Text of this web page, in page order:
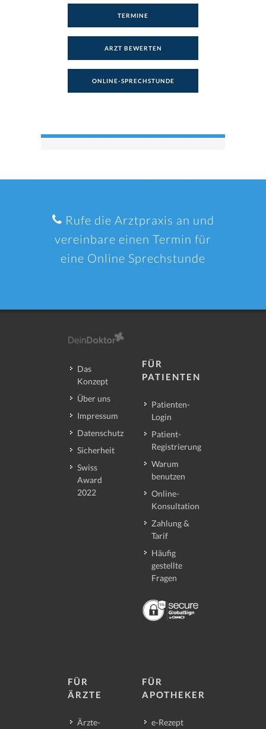
TERMINE
ARZT BEWERTEN
ONLINE-SPRECHSTUNDE
Rufe die Arztpraxis an und
vereinbare einen Termin für
eine Online Sprechstunde
Das
Konzept
Über uns
Impressum
Datenschutz
Sicherheit
Swiss
Award
2022
FÜR
PATIENTEN
Patienten-
Login
Patient-
Registrierung
Warum
benutzen
Online-
Konsultation
Zahlung &
Tarif
Häufig
gestellte
Fragen
FÜR
ÄRZTE
Ärzte-
FÜR
APOTHEKER
e-Rezept